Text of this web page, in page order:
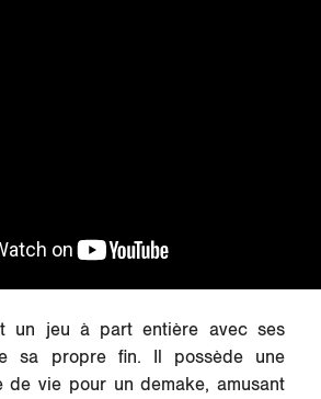
un jeu à part entière avec ses
sa propre fin. Il possède une
de vie pour un demake, amusant